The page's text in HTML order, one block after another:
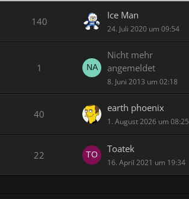
140
Ice Man
24. Juli 2020 um 09:54
1
Nicht mehr
angemeldet
8. Juni 2013 um 02:18
40
earth phoenix
1. August 2026 um 08:25
22
Toatek
16. April 2021 um 19:34